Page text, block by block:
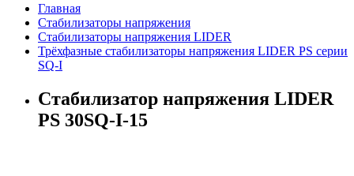
Главная
Стабилизаторы напряжения
Стабилизаторы напряжения LIDER
Трёхфазные стабилизаторы напряжения LIDER PS серии
SQ-I
Стабилизатор напряжения LIDER
PS 30SQ-I-15